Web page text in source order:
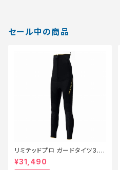
セール中の商品
リミテッドプロ ガードタイツ3.0
FI−540X 黒 LB【特価装備】【2
0】
¥31,490